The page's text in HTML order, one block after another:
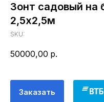
Зонт садовый на
2,5х2,5м
SKU:
50000,00 р.
Заказать